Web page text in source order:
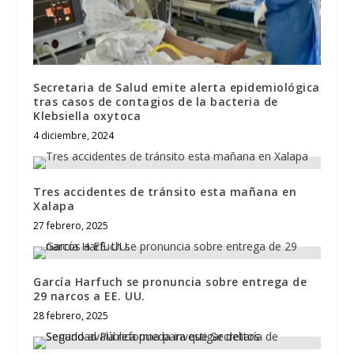
Secretaria de Salud emite alerta epidemiológica
tras casos de contagios de la bacteria de
Klebsiella oxytoca
4 diciembre, 2024
Tres accidentes de tránsito esta mañana en
Xalapa
27 febrero, 2025
García Harfuch se pronuncia sobre entrega de
29 narcos a EE. UU.
28 febrero, 2025